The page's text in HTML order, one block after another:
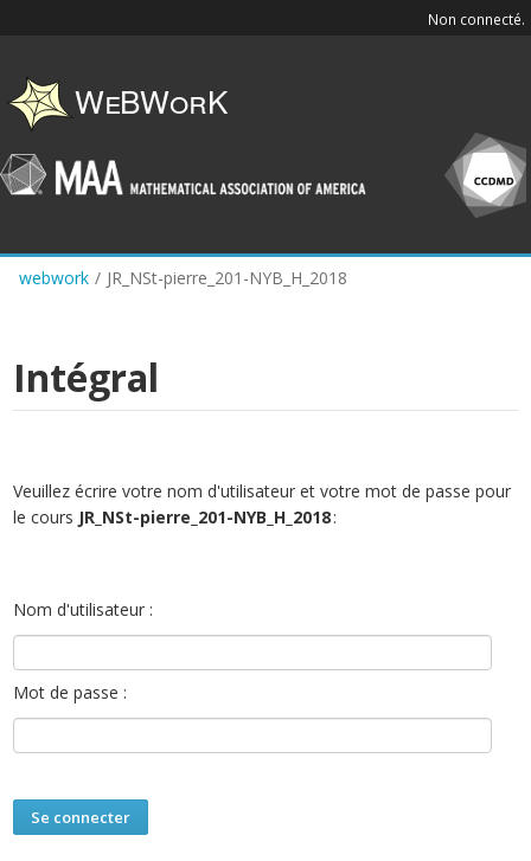
content
Non connecté.
webwork / JR_NSt-pierre_201-NYB_H_2018
Intégral
Veuillez écrire votre nom d'utilisateur et votre mot de passe pour
le cours JR_NSt-pierre_201-NYB_H_2018:
Nom d'utilisateur :
Mot de passe :